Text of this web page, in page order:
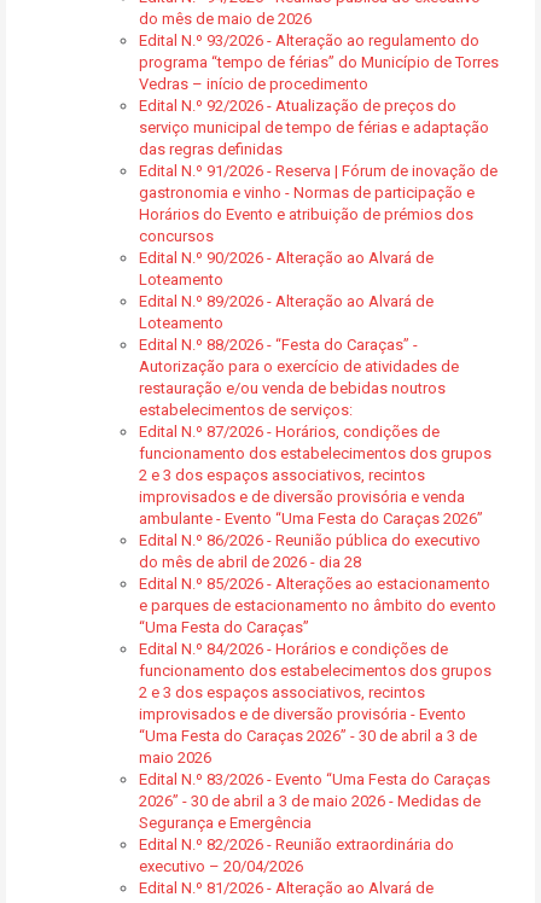
do mês de maio de 2026
Edital N.º 93/2026 - Alteração ao regulamento do
programa “tempo de férias” do Município de Torres
Vedras – início de procedimento
Edital N.º 92/2026 - Atualização de preços do
serviço municipal de tempo de férias e adaptação
das regras definidas
Edital N.º 91/2026 - Reserva | Fórum de inovação de
gastronomia e vinho - Normas de participação e
Horários do Evento e atribuição de prémios dos
concursos
Edital N.º 90/2026 - Alteração ao Alvará de
Loteamento
Edital N.º 89/2026 - Alteração ao Alvará de
Loteamento
Edital N.º 88/2026 - “Festa do Caraças” -
Autorização para o exercício de atividades de
restauração e/ou venda de bebidas noutros
estabelecimentos de serviços:
Edital N.º 87/2026 - Horários, condições de
funcionamento dos estabelecimentos dos grupos
2 e 3 dos espaços associativos, recintos
improvisados e de diversão provisória e venda
ambulante - Evento “Uma Festa do Caraças 2026”
Edital N.º 86/2026 - Reunião pública do executivo
do mês de abril de 2026 - dia 28
Edital N.º 85/2026 - Alterações ao estacionamento
e parques de estacionamento no âmbito do evento
“Uma Festa do Caraças”
Edital N.º 84/2026 - Horários e condições de
funcionamento dos estabelecimentos dos grupos
2 e 3 dos espaços associativos, recintos
improvisados e de diversão provisória - Evento
“Uma Festa do Caraças 2026” - 30 de abril a 3 de
maio 2026
Edital N.º 83/2026 - Evento “Uma Festa do Caraças
2026” - 30 de abril a 3 de maio 2026 - Medidas de
Segurança e Emergência
Edital N.º 82/2026 - Reunião extraordinária do
executivo – 20/04/2026
Edital N.º 81/2026 - Alteração ao Alvará de